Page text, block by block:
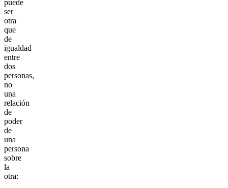
puede
ser
otra
que
de
igualdad
entre
dos
personas,
no
una
relación
de
poder
de
una
persona
sobre
la
otra: